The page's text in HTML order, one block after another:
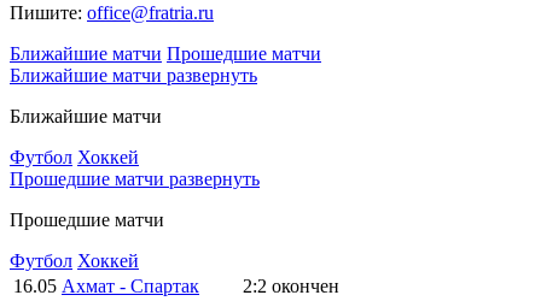
Пишите: office@fratria.ru
Ближайшие матчи Прошедшие матчи
Ближайшие матчи развернуть
Ближайшие матчи
Футбол Хоккей
Прошедшие матчи развернуть
Прошедшие матчи
Футбол Хоккей
16.05 Ахмат - Спартак 2:2 окончен